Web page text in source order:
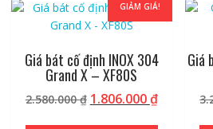
GIẢM GIÁ!
Giá bát cố định INOX 304
Grand X – XF80S
2.580.000₫ Giá
1.806.000₫Giá
Giá